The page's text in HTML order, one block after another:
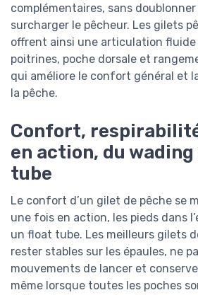
complémentaires, sans
surcharger le pêcheur. Les gilets
offrent ainsi une articulation fluide
poitrines, poche dorsale et
qui améliore le confort général et
la pêche.
Confort,
en action, du
tube
Le confort d’un gilet de pêche se
une fois en action, les pieds dans
un float tube. Les meilleurs gilets
rester stables sur les épaules, ne
mouvements de lancer et
même lorsque toutes les poches